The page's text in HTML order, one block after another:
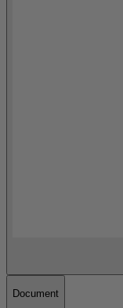
Document